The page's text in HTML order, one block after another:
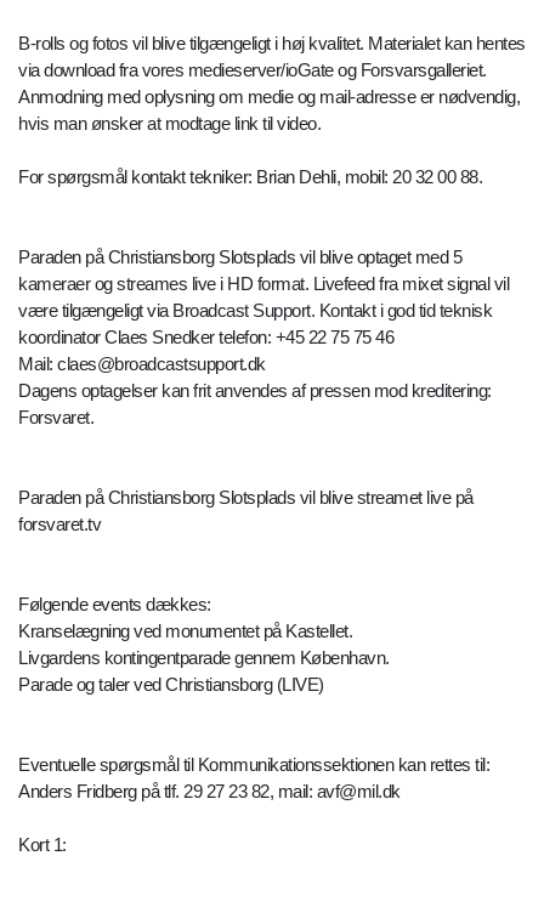
B-rolls og fotos vil blive tilgængeligt i høj kvalitet. Materialet kan hentes
via download fra vores medieserver/ioGate og Forsvarsgalleriet.
Anmodning med oplysning om medie og mail-adresse er nødvendig,
hvis man ønsker at modtage link til video.
For spørgsmål kontakt tekniker: Brian Dehli, mobil: 20 32 00 88.
Paraden på Christiansborg Slotsplads vil blive optaget med 5
kameraer og streames live i HD format. Livefeed fra mixet signal vil
være tilgængeligt via Broadcast Support. Kontakt i god tid teknisk
koordinator Claes Snedker telefon: +45 22 75 75 46
Mail: claes@broadcastsupport.dk
Dagens optagelser kan frit anvendes af pressen mod kreditering:
Forsvaret.
Paraden på Christiansborg Slotsplads vil blive streamet live på
forsvaret.tv
Følgende events dækkes:
Kranselægning ved monumentet på Kastellet.
Livgardens kontingentparade gennem København.
Parade og taler ved Christiansborg (LIVE)
Eventuelle spørgsmål til Kommunikationssektionen kan rettes til:
Anders Fridberg på tlf. 29 27 23 82, mail: avf@mil.dk
Kort 1: